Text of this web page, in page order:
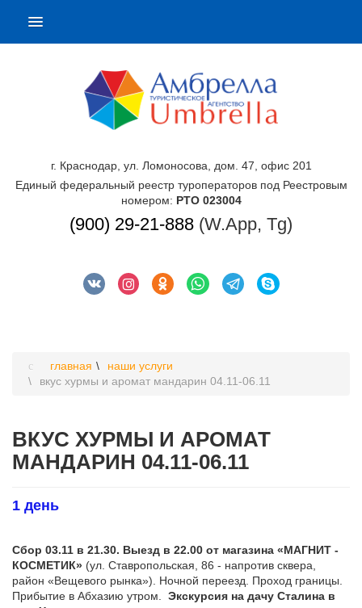
г. Краснодар, ул. Ломоносова, дом. 47, офис 201
Единый федеральный реестр туроператоров под Реестровым
номером: РТО 023004
(900) 29-21-888 (W.App, Tg)
главная
наши услуги
вкус хурмы и аромат мандарин 04.11-06.11
ВКУС ХУРМЫ И АРОМАТ
МАНДАРИН 04.11-06.11
1 день
Сбор 03.11 в 21.30. Выезд в 22.00 от магазина «МАГНИТ -
КОСМЕТИК» (ул. Ставропольская, 86 - напротив сквера,
район «Вещевого рынка»). Ночной переезд. Проход границы.
Прибытие в Абхазию утром.
Экскурсия на дачу Сталина в